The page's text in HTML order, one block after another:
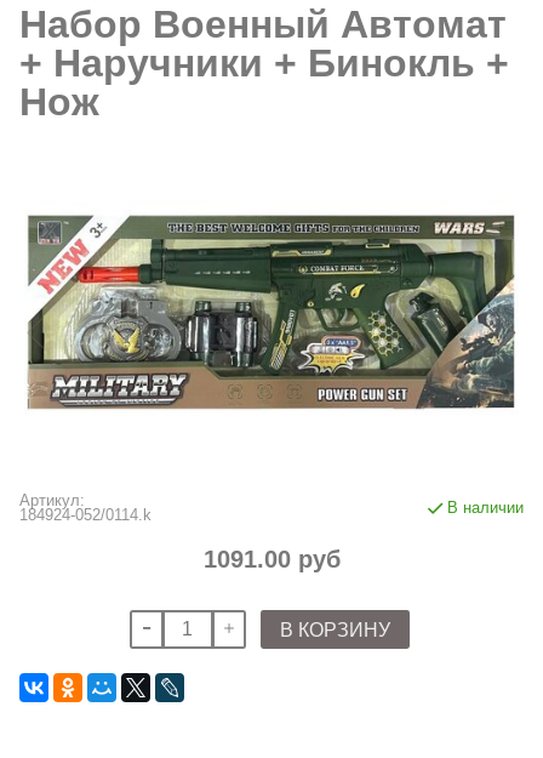
Набор Военный Автомат
+ Наручники + Бинокль +
Нож
Артикул:
184924-052/0114.k
В наличии
1091.00 руб
В КОРЗИНУ